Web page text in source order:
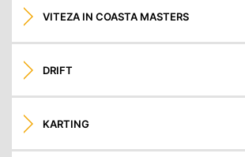
VITEZA IN COASTA MASTERS
DRIFT
KARTING